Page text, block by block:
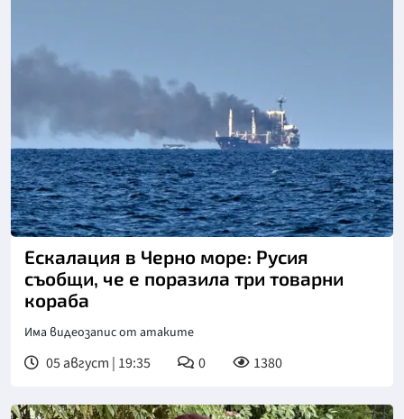
Снимка: БТА
Ескалация в Черно море: Русия
съобщи, че е поразила три товарни
кораба
Има видеозапис от атаките
05 август | 19:35 0 1380